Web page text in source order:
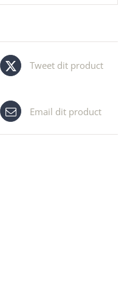
Tweet dit product
Email dit product